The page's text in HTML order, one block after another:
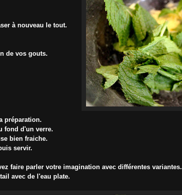
à nouveau le tout.
de vos gouts.
préparation.
fond d'un verre.
bien fraiche.
servir.
faire parler votre imagination avec différentes variantes.
avec de l'eau plate.